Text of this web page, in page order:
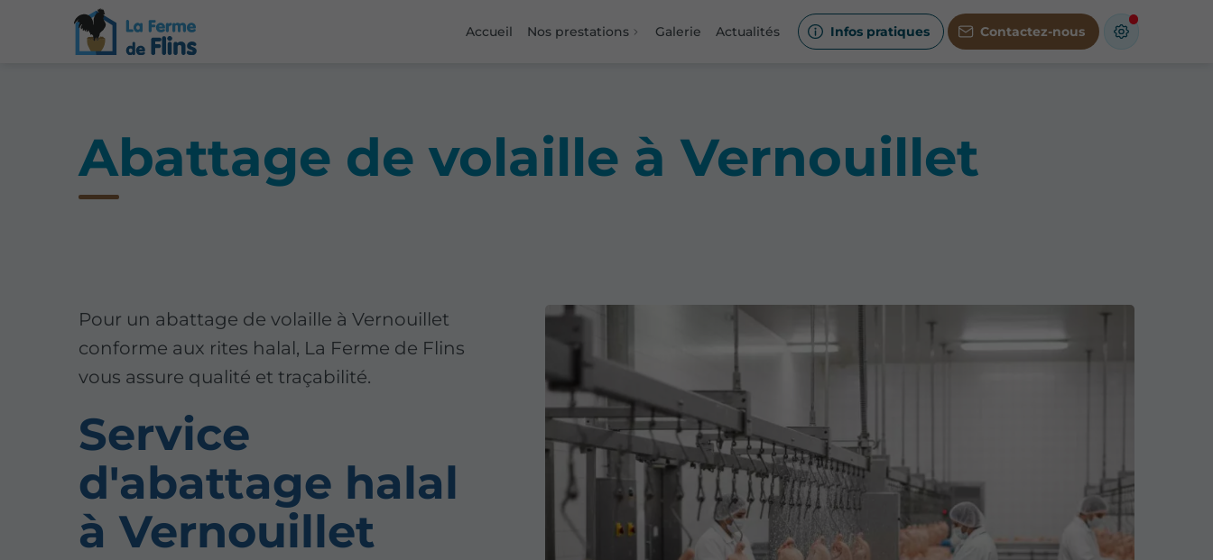
Accueil Nos prestations Galerie Actualités Infos pratiques Contactez-nous
Abattage de volaille à Vernouillet
Pour un abattage de volaille à Vernouillet
conforme aux rites halal, La Ferme de Flins
vous assure qualité et traçabilité.
Service
d'abattage halal
à Vernouillet